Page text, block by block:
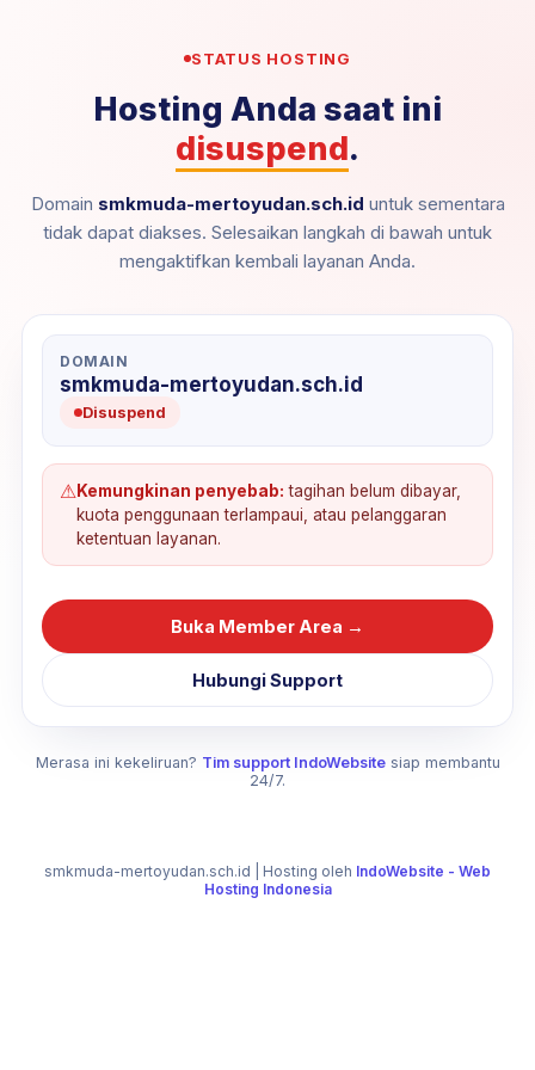
STATUS HOSTING
Hosting Anda saat ini
disuspend.
Domain smkmuda-mertoyudan.sch.id untuk sementara
tidak dapat diakses. Selesaikan langkah di bawah untuk
mengaktifkan kembali layanan Anda.
DOMAIN
smkmuda-mertoyudan.sch.id
Disuspend
⚠Kemungkinan penyebab: tagihan belum dibayar,
kuota penggunaan terlampaui, atau pelanggaran
ketentuan layanan.
Buka Member Area →
Hubungi Support
Merasa ini kekeliruan? Tim support IndoWebsitesiap membantu
24/7.
smkmuda-mertoyudan.sch.id | Hosting oleh IndoWebsite - Web
Hosting Indonesia